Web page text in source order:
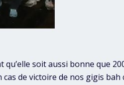
soit aussi bonne que
de victoire de nos gigis bah